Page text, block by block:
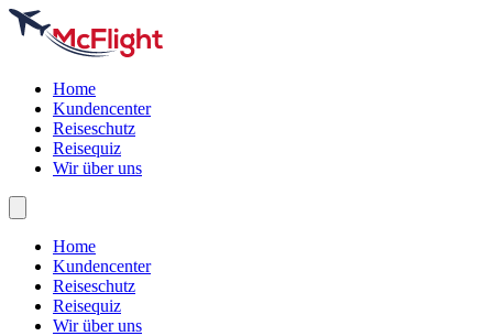
Home
Kundencenter
Reiseschutz
Reisequiz
Wir über uns
Home
Kundencenter
Reiseschutz
Reisequiz
Wir über uns